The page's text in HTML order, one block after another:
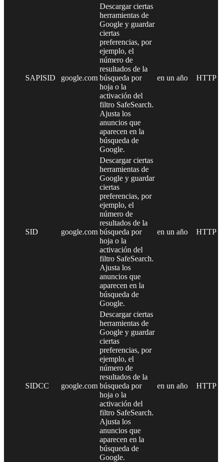
SAPISID google.com
Descargar ciertas
herramientas de
Google y guardar
ciertas
preferencias, por
ejemplo, el
número de
resultados de la
búsqueda por
hoja o la
activación del
filtro SafeSearch.
Ajusta los
anuncios que
aparecen en la
búsqueda de
Google.
en un año HTTP
SID google.com
Descargar ciertas
herramientas de
Google y guardar
ciertas
preferencias, por
ejemplo, el
número de
resultados de la
búsqueda por
hoja o la
activación del
filtro SafeSearch.
Ajusta los
anuncios que
aparecen en la
búsqueda de
Google.
en un año HTTP
SIDCC google.com
Descargar ciertas
herramientas de
Google y guardar
ciertas
preferencias, por
ejemplo, el
número de
resultados de la
búsqueda por
hoja o la
activación del
filtro SafeSearch.
Ajusta los
anuncios que
aparecen en la
búsqueda de
Google.
en un año HTTP